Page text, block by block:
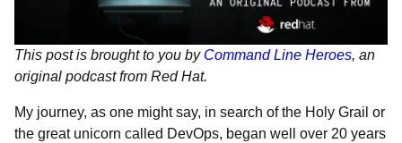
This post is brought to you by Command Line Heroes, an
original podcast from Red Hat.
My journey, as one might say, in search of the Holy Grail or
the great unicorn called DevOps, began well over 20 years